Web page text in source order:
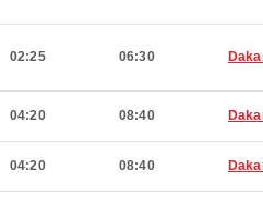
02:25 06:30
04:20 08:40
04:20 08:40